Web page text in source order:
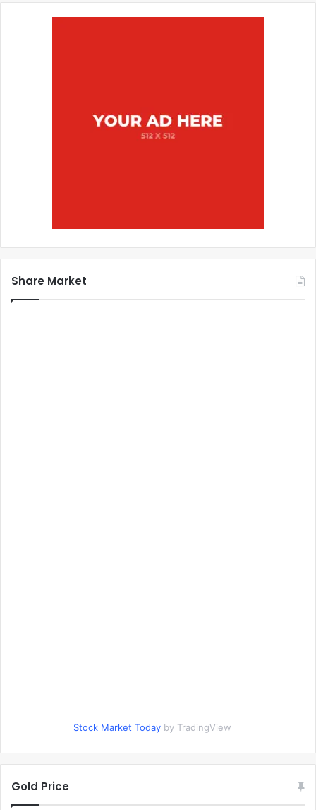
Share Market
Stock Market Today by TradingView
Gold Price